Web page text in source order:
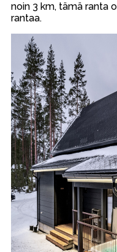
noin 3 km, tämä ranta
rantaa.